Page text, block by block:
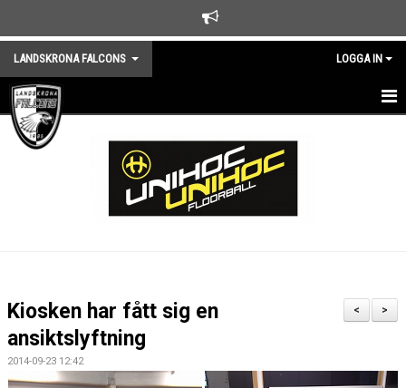
LANDSKRONA FALCONS LOGGA IN
HEM
MEDLEMSKAP
KONTAKTA KLUBBEN
>
<
Kiosken har fått sig en
ansiktslyftning
2014-09-23 12:42